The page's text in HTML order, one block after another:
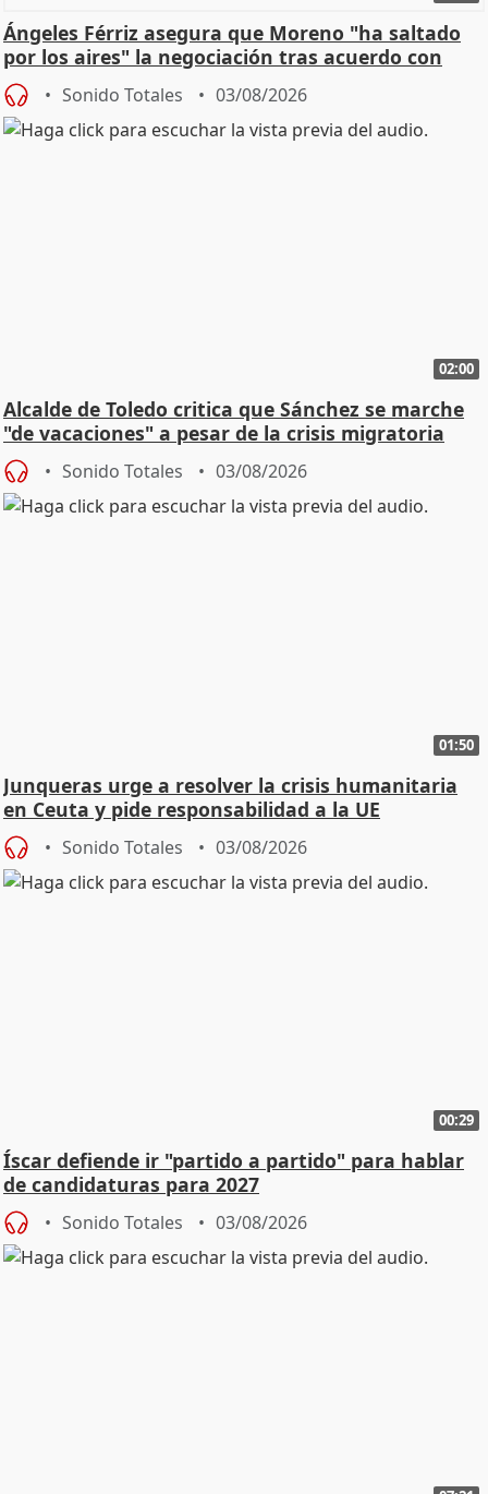
Ángeles Férriz asegura que Moreno "ha saltado
por los aires" la negociación tras acuerdo con
SMA
Sonido Totales 03/08/2026
02:00
Alcalde de Toledo critica que Sánchez se marche
"de vacaciones" a pesar de la crisis migratoria
Sonido Totales 03/08/2026
01:50
Junqueras urge a resolver la crisis humanitaria
en Ceuta y pide responsabilidad a la UE
Sonido Totales 03/08/2026
00:29
Íscar defiende ir "partido a partido" para hablar
de candidaturas para 2027
Sonido Totales 03/08/2026